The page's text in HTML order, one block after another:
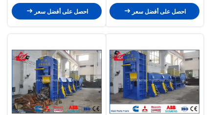
احصل على أفضل سعر
احصل على أفضل سعر